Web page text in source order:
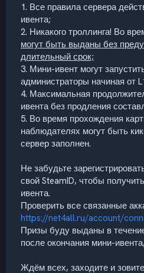
1. Все правила сервера
ивента;
2. Никакого троллинга! Во
могут быть выданы без
длительный срок;
3. Мини-ивент могут
администраторы начиная от
4. Максимальная
ивента без продления
5. Во время прохождения
наблюдателях могут быть
сервер заполнен.
Не забудьте
свой SteamID, чтобы
ивента.
Проверить все связанные
https://net4all.ru/account/
Призы буду выданы в
после окончания мини-
Ждём всех, заходите и